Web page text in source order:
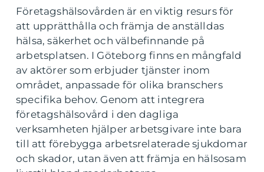
Företagshälsovården är en viktig resurs för
att upprätthålla och främja de anställdas
hälsa, säkerhet och välbefinnande på
arbetsplatsen. I Göteborg finns en mångfald
av aktörer som erbjuder tjänster inom
området, anpassade för olika branschers
specifika behov. Genom att integrera
företagshälsovård i den dagliga
verksamheten hjälper arbetsgivare inte bara
till att förebygga arbetsrelaterade sjukdomar
och skador, utan även att främja en hälsosam